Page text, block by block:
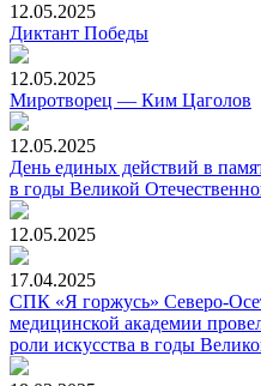
12.05.2025
Диктант Победы
12.05.2025
Миротворец — Ким Цаголов
12.05.2025
День единых действий в
в годы Великой
12.05.2025
17.04.2025
СПК «Я горжусь» Северо-
медицинской академии
роли искусства в годы